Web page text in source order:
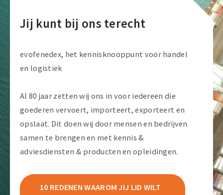
Jij kunt bij ons terecht
evofenedex, het kennisknooppunt voor handel
en logistiek
Al 80 jaar zetten wij ons in voor iedereen die
goederen vervoert, importeert, exporteert en
opslaat. Dit doen wij door mensen en bedrijven
samen te brengen en met kennis &
adviesdiensten & producten en opleidingen.
10 REDENEN WAAROM JIJ LID WILT